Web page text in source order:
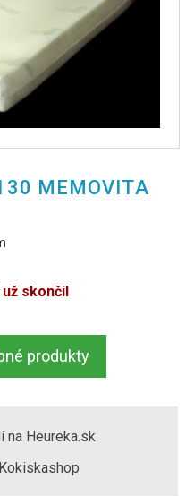
MEMOVITA
skončil
produkty
na Heureka.sk